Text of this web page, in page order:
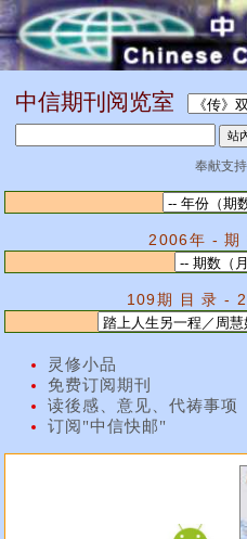
中信期刊阅览室
奉献支
2006年 - 期
109期 目 录 -
灵修小品
免费订阅期刊
读後感、意见、代祷事项
订阅"中信快邮"